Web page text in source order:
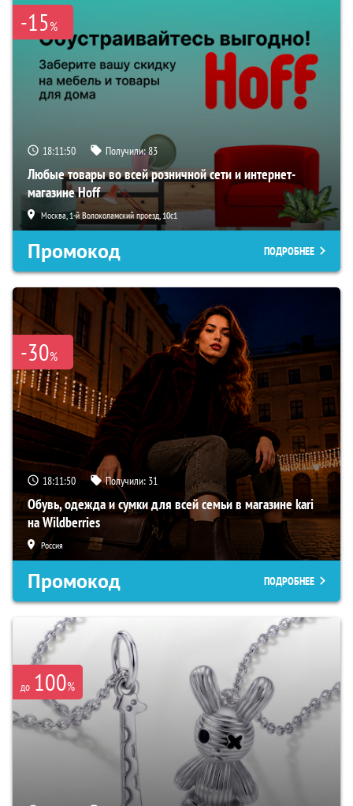
-15%
18:11:48 Получили:83
Любые товары во всей розничной сети и интернет-
магазине Hoff
Москва, 1-й Волоколамский проезд, 10с1
Промокод ПОДРОБНЕЕ
-30%
18:11:48 Получили: 31
Обувь, одежда и сумки для всей семьи в магазине kari
на Wildberries
Россия
Промокод ПОДРОБНЕЕ
до 100%